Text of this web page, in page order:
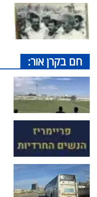
חם בקרן אור: